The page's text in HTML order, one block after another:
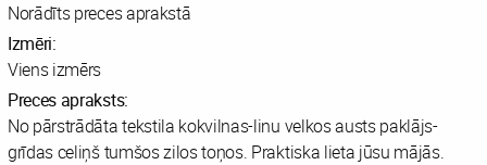
Norādīts preces aprakstā
Izmēri:
Viens izmērs
Preces apraksts:
No pārstrādāta tekstila kokvilnas-linu velkos austs paklājs-
grīdas celiņš tumšos zilos toņos. Praktiska lieta jūsu mājās.